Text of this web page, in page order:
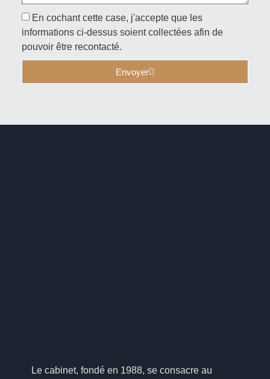
En cochant cette case, j'accepte que les
informations ci-dessus soient collectées afin de
pouvoir être recontacté.
Envoyer
Le cabinet, fondé en 1988, se consacre au